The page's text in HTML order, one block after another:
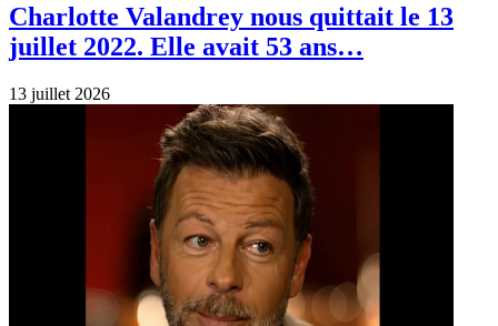
Charlotte Valandrey nous quittait le 13
juillet 2022. Elle avait 53 ans…
13 juillet 2026